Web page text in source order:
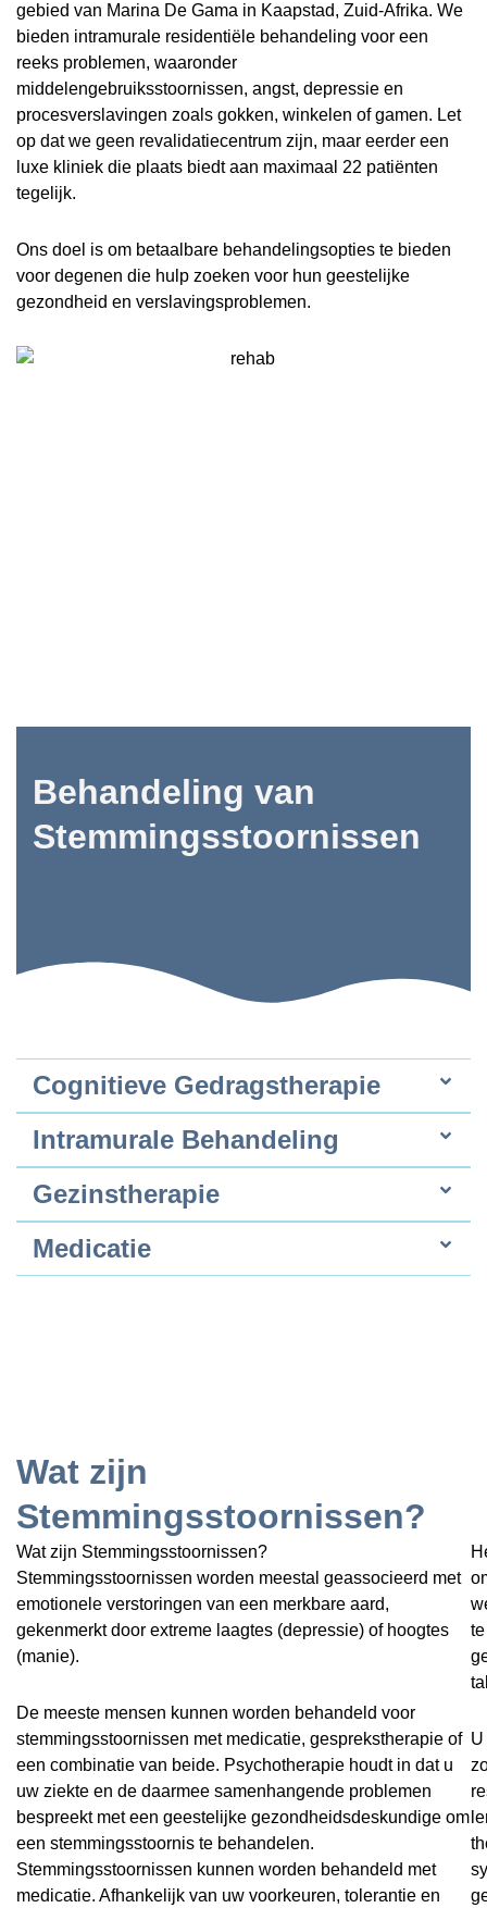
gebied van Marina De Gama in Kaapstad, Zuid-Afrika. We
bieden intramurale residentiële behandeling voor een
reeks problemen, waaronder
middelengebruiksstoornissen, angst, depressie en
procesverslavingen zoals gokken, winkelen of gamen. Let
op dat we geen revalidatiecentrum zijn, maar eerder een
luxe kliniek die plaats biedt aan maximaal 22 patiënten
tegelijk.
Ons doel is om betaalbare behandelingsopties te bieden
voor degenen die hulp zoeken voor hun geestelijke
gezondheid en verslavingsproblemen.
Behandeling van
Stemmingsstoornissen
Cognitieve Gedragstherapie
Intramurale Behandeling
Gezinstherapie
Medicatie
Wat zijn
Stemmingsstoornissen?
Wat zijn Stemmingsstoornissen?
Stemmingsstoornissen worden meestal geassocieerd met
emotionele verstoringen van een merkbare aard,
gekenmerkt door extreme laagtes (depressie) of hoogtes
(manie).
De meeste mensen kunnen worden behandeld voor
stemmingsstoornissen met medicatie, gesprekstherapie of
een combinatie van beide. Psychotherapie houdt in dat u
uw ziekte en de daarmee samenhangende problemen
bespreekt met een geestelijke gezondheidsdeskundige om
een stemmingsstoornis te behandelen.
Stemmingsstoornissen kunnen worden behandeld met
medicatie. Afhankelijk van uw voorkeuren, tolerantie en